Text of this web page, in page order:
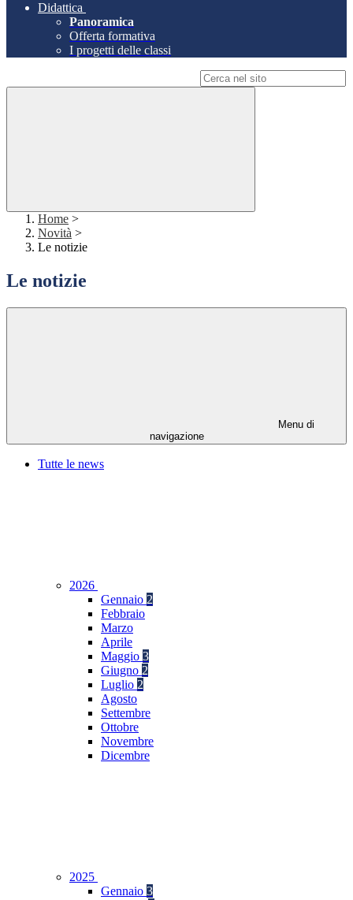
Didattica
Panoramica
Offerta formativa
I progetti delle classi
Home >
Novità >
Le notizie
Le notizie
Menu di
navigazione
Tutte le news
2026
Gennaio 2
Febbraio
Marzo
Aprile
Maggio 3
Giugno 2
Luglio 2
Agosto
Settembre
Ottobre
Novembre
Dicembre
2025
Gennaio 3